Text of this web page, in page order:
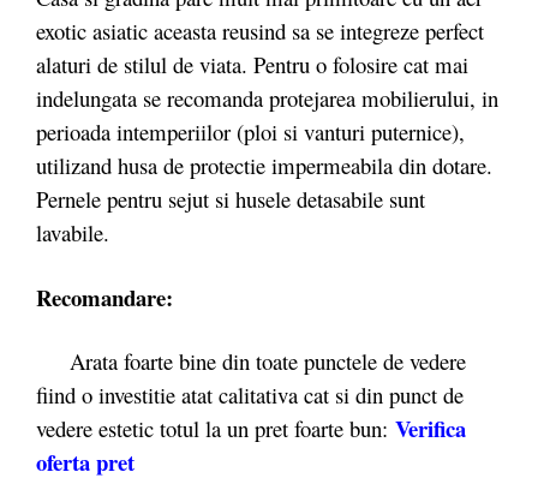
exotic asiatic aceasta reusind sa se integreze perfect
alaturi de stilul de viata. Pentru o folosire cat mai
indelungata se recomanda protejarea mobilierului, in
perioada intemperiilor (ploi si vanturi puternice),
utilizand husa de protectie impermeabila din dotare.
Pernele pentru sejut si husele detasabile sunt
lavabile.
Recomandare:
Arata foarte bine din toate punctele de vedere
fiind o investitie atat calitativa cat si din punct de
vedere estetic totul la un pret foarte bun: Verifica
oferta pret